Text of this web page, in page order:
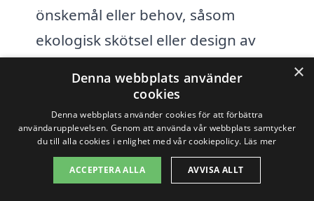
önskemål eller behov, såsom
ekologisk skötsel eller design av
kostnaden för trädgårdsskötsel i
Grängesberg västra.
Genom att noggrant överväga dessa
faktorer och inhämtande av flera offerter,
×
Denna webbplats använder
cookies
Denna webbplats använder cookies för att förbättra
användarupplevelsen. Genom att använda vår webbplats samtycker
du till alla cookies i enlighet med vår cookiepolicy. Läs mer
ACCEPTERA ALLA AVVISA ALLT